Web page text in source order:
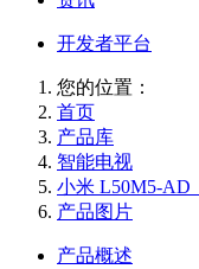
开发者平台
您的位置：
首页
产品库
智能电视
小米 L50M5-AD
产品图片
产品概述